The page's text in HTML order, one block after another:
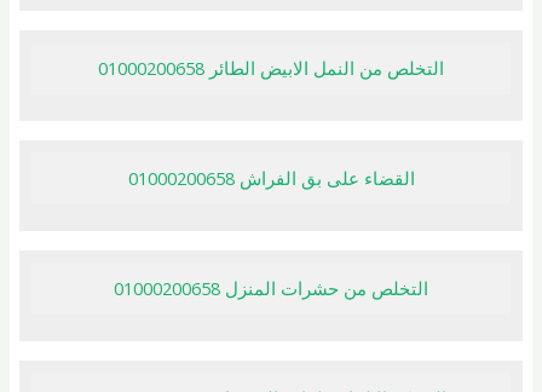
التخلص من النمل الابيض الطائر 01000200658
القضاء على بق الفراش 01000200658
التخلص من حشرات المنزل 01000200658